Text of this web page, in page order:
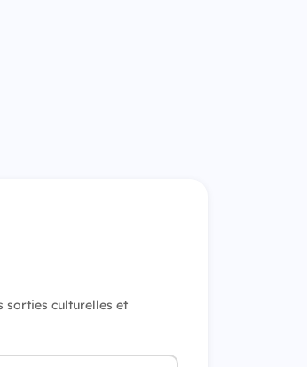
sorties culturelles et